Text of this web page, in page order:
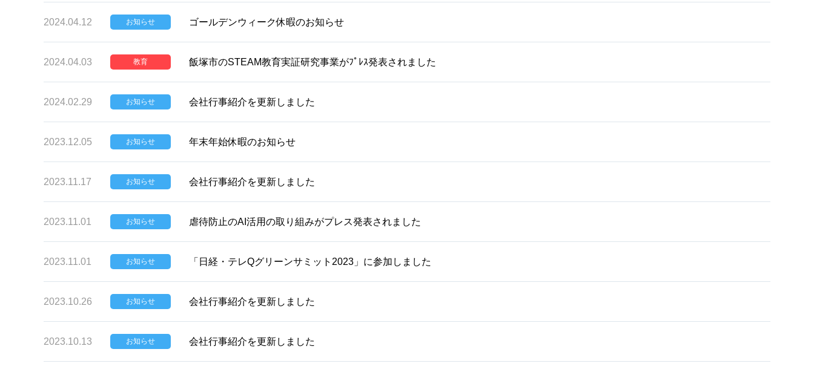
2024.04.12 お知らせ ゴールデンウィーク休暇のお知らせ
2024.04.03 教育 飯塚市のSTEAM教育実証研究事業がﾌﾟﾚｽ発表されました
2024.02.29 お知らせ 会社行事紹介を更新しました
2023.12.05 お知らせ 年末年始休暇のお知らせ
2023.11.17 お知らせ 会社行事紹介を更新しました
2023.11.01 お知らせ 虐待防止のAI活用の取り組みがプレス発表されました
2023.11.01 お知らせ 「日経・テレQグリーンサミット2023」に参加しました
2023.10.26 お知らせ 会社行事紹介を更新しました
2023.10.13 お知らせ 会社行事紹介を更新しました